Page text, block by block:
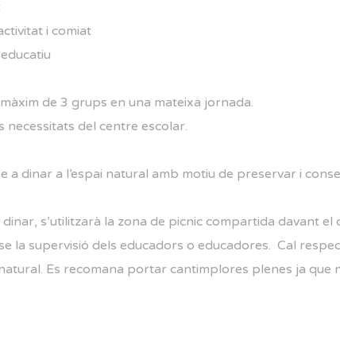
i comiat
de 3 grups en una mateixa jornada.
necessitats del centre escolar.
a dinar a l’espai natural amb motiu de preservar i
s’utilitzarà la zona de picnic compartida davant el
la supervisió dels educadors o educadores. Cal
Es recomana portar cantimplores plenes ja que